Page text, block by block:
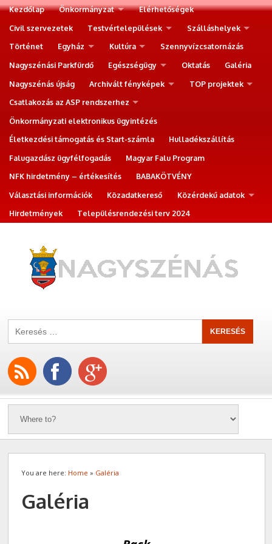
Kezdőlap Önkormányzat
Elérhetőségek
Civil szervezetek
Testvértelepülések
Szálláshelyek
Történet
Egyház Kultúra
Szennyvízcsatornázás
Nagyszénási Parkfürdő
Egészségügy Oktatás
Galéria
Nagyszénás újság
Archivált fényképek
TOP projektek
Csatlakozás az ASP rendszerhez
Önkormányzati elektronikus ügyintézés
Életkezdési támogatás és Start-számla
Hulladékszállítás
Falugazdász ügyfélfogadás
Magyar Falu Program
NFK hirdetmény – értékesítés
BABAKÖTVÉNY
Választási információk
Közadatkereső
Közérdekű adatok
Hirdetmények
Településrendezési terv 2024
You are here: Home » Galéria
Galéria